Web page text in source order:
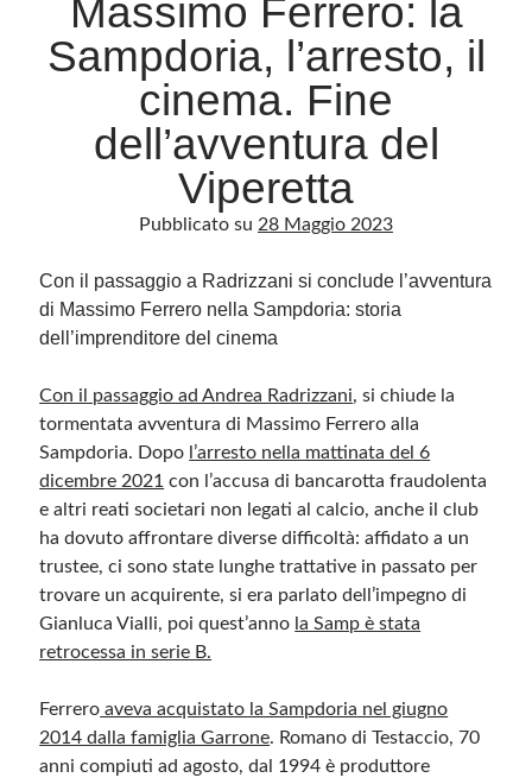
Questo blog non rappresenta una testata giornalistica, in quanto viene aggiornato
pubblicato dai lettori nei commenti ai vari post. Saranno comunque cancellati quelli
ritenuti offensivi o lesivi dell’immagine o dell’onorabilità di terzi, di genere spam,
razzisti o che contengano dati personali non conformi al rispetto delle norme sulla
privacy. Alcune immagini inserite in questo blog sono tratte da Internet e, pertanto,
considerate di pubblico dominio. Qualora la loro pubblicazione violasse eventuali
diritti d’autore, vi invito a comunicarlo via e-mail a info[at]dinovalle.it e saranno
immediatamente rimosse. L’autore del blog non è responsabile dei siti collegati
Meta
Accedi
Feed dei contenuti
WordPress.org
Massimo Ferrero: la
Sampdoria, l’arresto, il
cinema. Fine
dell’avventura del
Viperetta
Pubblicato su 28 Maggio 2023
Con il passaggio a Radrizzani si conclude l’avventura
di Massimo Ferrero nella Sampdoria: storia
dell’imprenditore del cinema
Con il passaggio ad Andrea Radrizzani, si chiude la
tormentata avventura di Massimo Ferrero alla
Sampdoria. Dopo l’arresto nella mattinata del 6
dicembre 2021 con l’accusa di bancarotta fraudolenta
e altri reati societari non legati al calcio, anche il club
ha dovuto affrontare diverse difficoltà: affidato a un
trustee, ci sono state lunghe trattative in passato per
trovare un acquirente, si era parlato dell’impegno di
Gianluca Vialli, poi quest’anno la Samp è stata
retrocessa in serie B.
Ferrero aveva acquistato la Sampdoria nel giugno
2014 dalla famiglia Garrone. Romano di Testaccio, 70
anni compiuti ad agosto, dal 1994 è produttore